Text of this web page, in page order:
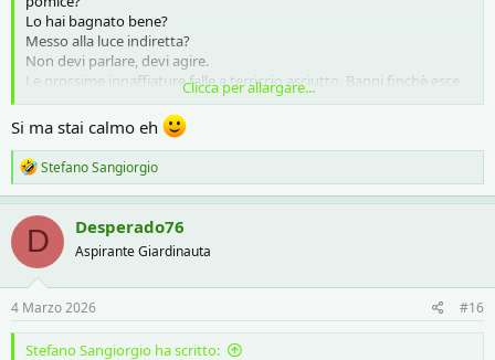
Lo hai bagnato bene?
Messo alla luce indiretta?
Non devi parlare, devi agire.
Le prossime innaffiature falle a terriccio asciutto. Bagni finchè esce
acqua dai foi di scolo, poi non bagni più finchè la terra è aciutta.
Clicca per allargare...
Si ma stai calmo eh
R
e
a
c
t
i
o
n
s
:
Stefano Sangiorgio
D Desperado76
Aspirante Giardinauta
4 Marzo 2026 #16
Stefano Sangiorgio ha scritto: